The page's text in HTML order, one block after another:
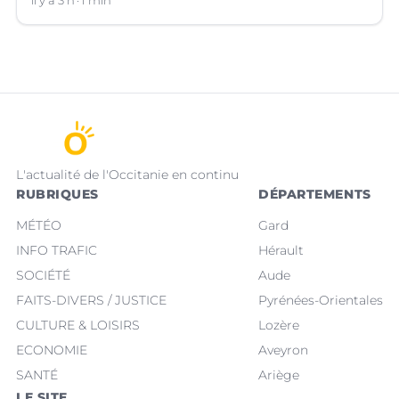
qui souffre d'un traumatisme crânien.
L'actualité de l'Occitanie en continu
RUBRIQUES
MÉTÉO
INFO TRAFIC
SOCIÉTÉ
FAITS-DIVERS / JUSTICE
CULTURE & LOISIRS
ECONOMIE
SANTÉ
DÉPARTEMENTS
Gard
Hérault
Aude
Pyrénées-Orientales
Lozère
Aveyron
Ariège